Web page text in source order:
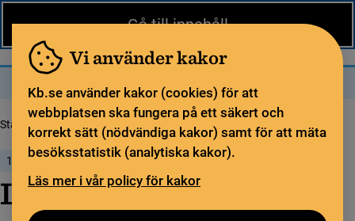
Gå till innehåll
Vi använder kakor
Kb.se använder kakor (cookies) för att
webbplatsen ska fungera på ett säkert och
korrekt sätt (nödvändiga kakor) samt för att mäta
besöksstatistik (analytiska kakor).
Läs mer i vår policy för kakor
Startsida Nytt från KB Libris version 1.23
15 september 2021
Libris version 1.23